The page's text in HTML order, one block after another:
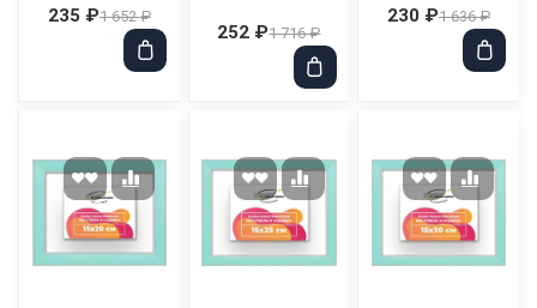
235 ₽1 652 ₽
252 ₽1 716 ₽
230 ₽1 636 ₽